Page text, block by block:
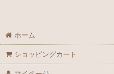
ホーム
ショッピングカート